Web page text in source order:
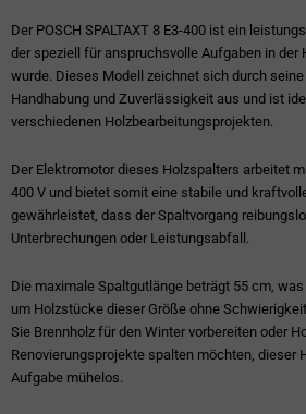
Der POSCH SPALTAXT 8 E3-400 ist ein
der speziell für anspruchsvolle Aufgaben in der
wurde. Dieses Modell zeichnet sich durch
Handhabung und Zuverlässigkeit aus und ist
verschiedenen Holzbearbeitungsprojekten.
Der Elektromotor dieses Holzspalters arbeitet
400 V und bietet somit eine stabile und
gewährleistet, dass der Spaltvorgang
Unterbrechungen oder Leistungsabfall.
Die maximale Spaltgutlänge beträgt 55 cm,
um Holzstücke dieser Größe ohne
Sie Brennholz für den Winter vorbereiten oder
Renovierungsprojekte spalten möchten, dieser
Aufgabe mühelos.